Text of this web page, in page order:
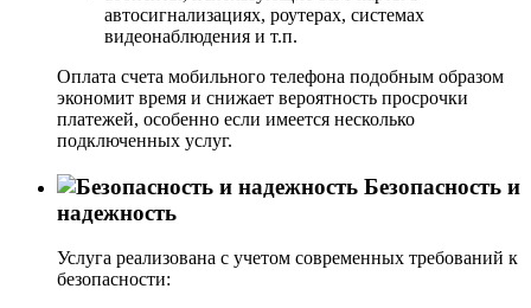
автосигнализациях, роутерах, системах
видеонаблюдения и т.п.
Оплата счета мобильного телефона подобным образом
экономит время и снижает вероятность просрочки
платежей, особенно если имеется несколько
подключенных услуг.
Безопасность и
надежность
Услуга реализована с учетом современных требований к
безопасности: